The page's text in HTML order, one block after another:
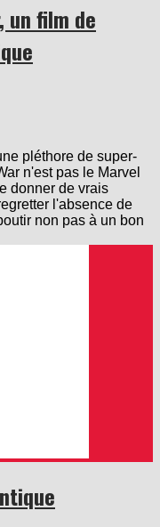
un film de
pléthore de super-
n'est pas le Marvel
donner de vrais
l'absence de
non pas à un bon